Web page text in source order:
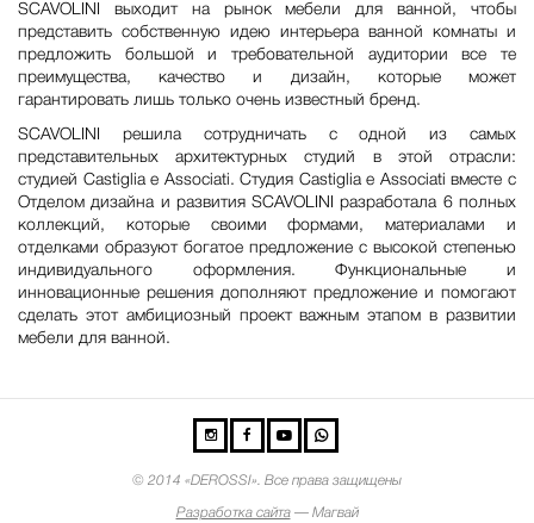
SCAVOLINI выходит на рынок мебели для ванной, чтобы
представить собственную идею интерьера ванной комнаты и
предложить большой и требовательной аудитории все те
преимущества, качество и дизайн, которые может
гарантировать лишь только очень известный бренд.
SCAVOLINI решила сотрудничать с одной из самых
представительных архитектурных студий в этой отрасли:
студией Castiglia e Associati. Студия Castiglia e Associati вместе с
Отделом дизайна и развития SCAVOLINI разработала 6 полных
коллекций, которые своими формами, материалами и
отделками образуют богатое предложение с высокой степенью
индивидуального оформления. Функциональные и
инновационные решения дополняют предложение и помогают
сделать этот амбициозный проект важным этапом в развитии
мебели для ванной.
© 2014 «DEROSSI». Все права защищены
Разработка сайта— Магвай